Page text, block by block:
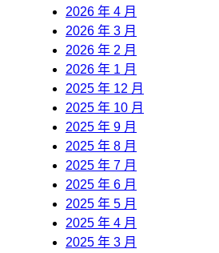
2026 年 4 月
2026 年 3 月
2026 年 2 月
2026 年 1 月
2025 年 12 月
2025 年 10 月
2025 年 9 月
2025 年 8 月
2025 年 7 月
2025 年 6 月
2025 年 5 月
2025 年 4 月
2025 年 3 月